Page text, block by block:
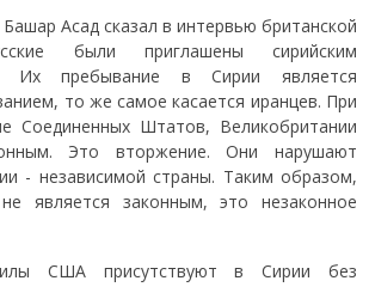
Асад сказал в интервью британской
были приглашены сирийским
Их пребывание в Сирии является
то же самое касается иранцев. При
Соединенных Штатов, Великобритании
Это вторжение. Они нарушают
- независимой страны. Таким образом,
является законным, это незаконное
США присутствуют в Сирии без